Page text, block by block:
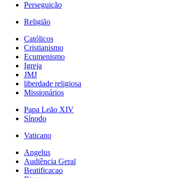
Perseguição
Religião
Católicos
Cristianismo
Ecumenismo
Igreja
JMJ
liberdade religiosa
Missionários
Papa Leão XIV
Sínodo
Vaticano
Angelus
Audiência Geral
Beatificacao